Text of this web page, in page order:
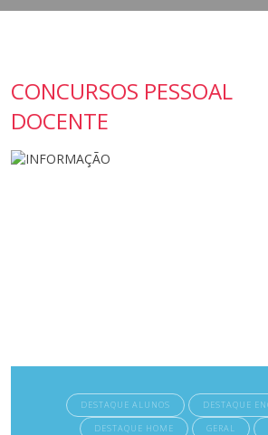
CONCURSOS PESSOAL
DOCENTE
DESTAQUE ALUNOS
DESTAQUE
DESTAQUE HOME
GERAL